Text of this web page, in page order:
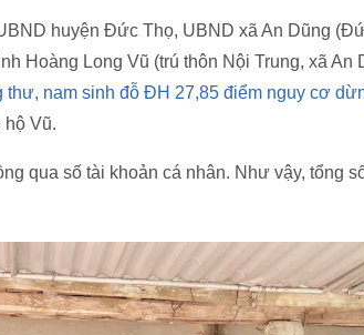
huyện Đức Thọ, UBND xã An Dũng
Hoàng Long Vũ (trú thôn Nội Trung, xã An
thư, nam sinh đỗ ĐH 27,85 điểm nguy cơ
hộ Vũ.
qua số tài khoản cá nhân. Như vậy, tổng